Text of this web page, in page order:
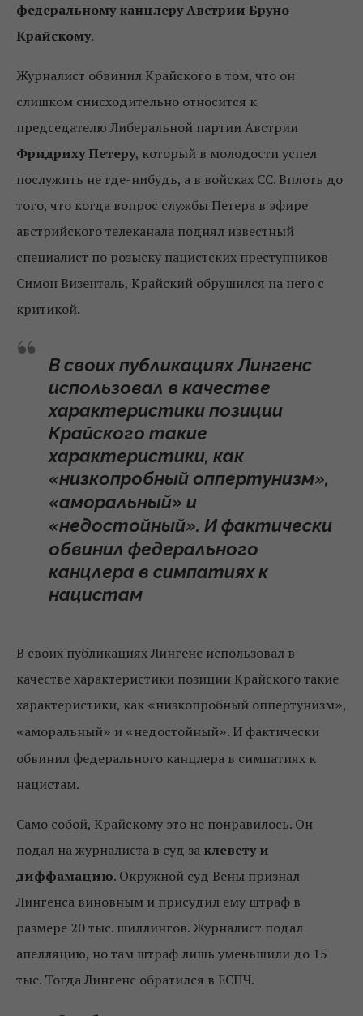
федеральному канцлеру Австрии Бруно
Крайскому.
Журналист обвинил Крайского в том, что он
слишком снисходительно относится к
председателю Либеральной партии Австрии
Фридриху Петеру, который в молодости успел
послужить не где-нибудь, а в войсках СС. Вплоть до
того, что когда вопрос службы Петера в эфире
австрийского телеканала поднял известный
специалист по розыску нацистских преступников
Симон Визенталь, Крайский обрушился на него с
критикой.
В своих публикациях Лингенс
использовал в качестве
характеристики позиции
Крайского такие
характеристики, как
«низкопробный оппертунизм»,
«аморальный» и
«недостойный». И фактически
обвинил федерального
канцлера в симпатиях к
нацистам
В своих публикациях Лингенс использовал в
качестве характеристики позиции Крайского такие
характеристики, как «низкопробный оппертунизм»,
«аморальный» и «недостойный». И фактически
обвинил федерального канцлера в симпатиях к
нацистам.
Само собой, Крайскому это не понравилось. Он
подал на журналиста в суд за клевету и
диффамацию. Окружной суд Вены признал
Лингенса виновным и присудил ему штраф в
размере 20 тыс. шиллингов. Журналист подал
апелляцию, но там штраф лишь уменьшили до 15
тыс. Тогда Лингенс обратился в ЕСПЧ.